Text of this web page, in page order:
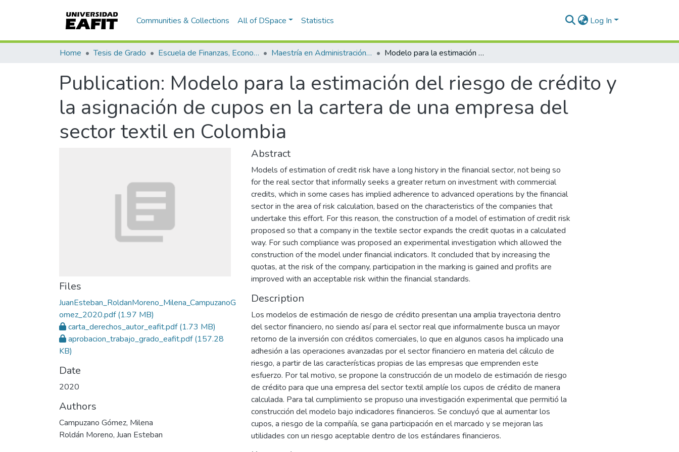
Communities & Collections All of DSpace Statistics Log In
Home Tesis de Grado Escuela de Finanzas, Economía y Gobierno Maestría en Administración Financiera (tesis) Modelo para la estimación del riesgo de crédito y la asignación de cupos en la cartera de una empresa del sector textil en Colombia
Publication: Modelo para la estimación del riesgo de crédito y
la asignación de cupos en la cartera de una empresa del
sector textil en Colombia
Files
JuanEsteban_RoldanMoreno_Milena_CampuzanoG
omez_2020.pdf(1.97 MB)
carta_derechos_autor_eafit.pdf(1.73 MB)
aprobacion_trabajo_grado_eafit.pdf(157.28
KB)
Date
2020
Authors
Campuzano Gómez, Milena
Roldán Moreno, Juan Esteban
Abstract
Models of estimation of credit risk have a long history in the financial sector, not being so
for the real sector that informally seeks a greater return on investment with commercial
credits, which in some cases has implied adherence to advanced operations by the financial
sector in the area of risk calculation, based on the characteristics of the companies that
undertake this effort. For this reason, the construction of a model of estimation of credit risk
proposed so that a company in the textile sector expands the credit quotas in a calculated
way. For such compliance was proposed an experimental investigation which allowed the
construction of the model under financial indicators. It concluded that by increasing the
quotas, at the risk of the company, participation in the marking is gained and profits are
improved with an acceptable risk within the financial standards.
Description
Los modelos de estimación de riesgo de crédito presentan una amplia trayectoria dentro
del sector financiero, no siendo así para el sector real que informalmente busca un mayor
retorno de la inversión con créditos comerciales, lo que en algunos casos ha implicado una
adhesión a las operaciones avanzadas por el sector financiero en materia del cálculo de
riesgo, a partir de las características propias de las empresas que emprenden este
esfuerzo. Por tal motivo, se propone la construcción de un modelo de estimación de riesgo
de crédito para que una empresa del sector textil amplíe los cupos de crédito de manera
calculada. Para tal cumplimiento se propuso una investigación experimental que permitió la
construcción del modelo bajo indicadores financieros. Se concluyó que al aumentar los
cupos, a riesgo de la compañía, se gana participación en el marcado y se mejoran las
utilidades con un riesgo aceptable dentro de los estándares financieros.